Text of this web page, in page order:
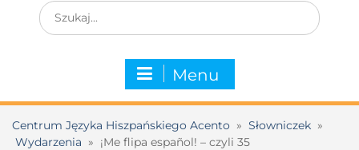
Menu
Centrum Języka Hiszpańskiego Acento » Słowniczek »
Wydarzenia » ¡Me flipa español! – czyli 35